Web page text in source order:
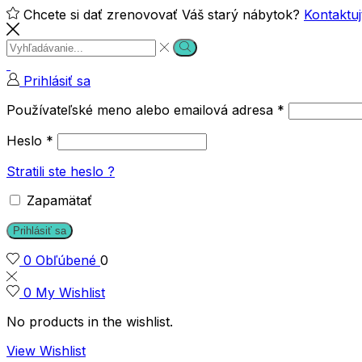
Chcete si dať zrenovovať Váš starý nábytok?
Search
Search
Prihlásiť sa
Používateľské meno alebo emailová adresa *
Heslo *
Stratili ste heslo ?
Zapamätať
Prihlásiť sa
0 Obľúbené 0
0 My Wishlist
No products in the wishlist.
View Wishlist